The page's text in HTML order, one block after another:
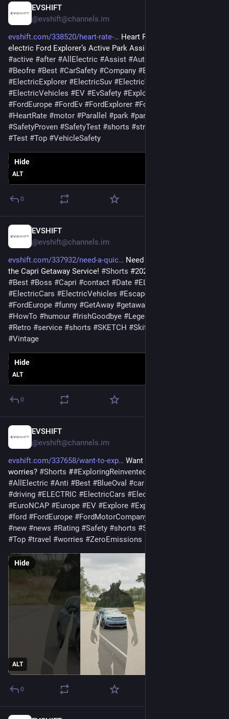
EVSHIFT
@evshift@channels.im
evshift.com/338520/heart-rate-
Heart Rate Test with the all-
electric Ford Explorer’s Active Park Assist
#active #after #AllElectric #Assist #AutomotiveSafety
#Beofre #Best #CarSafety #Company #ElectricCars
#ElectricExplorer #ElectricSuv #ElectricVehicle
#ElectricVehicles #EV #EvSafety #Explorers
#FordEurope #FordEv #FordExplorer #FordSafety
#HeartRate #motor #Parallel #park #parking
#SafetyProven #SafetyTest #shorts #stress
#Test #Top #VehicleSafety
ALT
Hide
0
EVSHIFT
@evshift@channels.im
evshift.com/337932/need-a-quic
Need a quick exit? Contact
the Capri Getaway Service! #Shorts #2025
#Best #Boss #Capri #contact #Date #ELECTRIC
#ElectricCars #ElectricVehicles #Escape
#FordEurope #funny #GetAway #getaway
#HowTo #humour #IrishGoodbye #Legend
#Retro #service #shorts #SKETCH #Skit
#Vintage
ALT
Hide
0
EVSHIFT
@evshift@channels.im
evshift.com/337658/want-to-exp
Want to explorer without
worries? #Shorts ##ExploringReinvented
#AllElectric #Anti #Best #BlueOval #car
#driving #ELECTRIC #ElectricCars #ElectricVehicles
#EuroNCAP #Europe #EV #Explore #Explorer
#ford #FordEurope #FordMotorCompany
#new #news #Rating #Safety #shorts #Star
#Top #travel #worries #ZeroEmissions
ALT
Hide
0